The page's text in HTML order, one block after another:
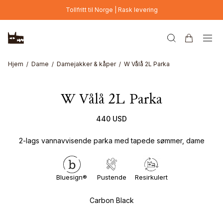
Hopp til hovedinnholdTollfritt til Norge | Rask levering
Hjem Dame Damejakker & kåper W Vålå 2L Parka
W Vålå 2L Parka
440 USD
2-lags vannavvisende parka med tapede sømmer, dame
Bluesign® Pustende Resirkulert
Carbon Black